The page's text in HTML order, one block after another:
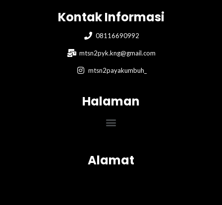
Kontak Informasi
08116690992
mtsn2pyk.kng@gmail.com
mtsn2payakumbuh_
Halaman
Menu
Alamat